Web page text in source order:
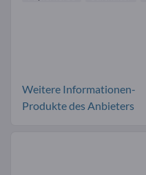
Weitere Informationen-
Produkte des Anbieters